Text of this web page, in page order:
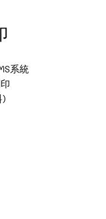
系統
)